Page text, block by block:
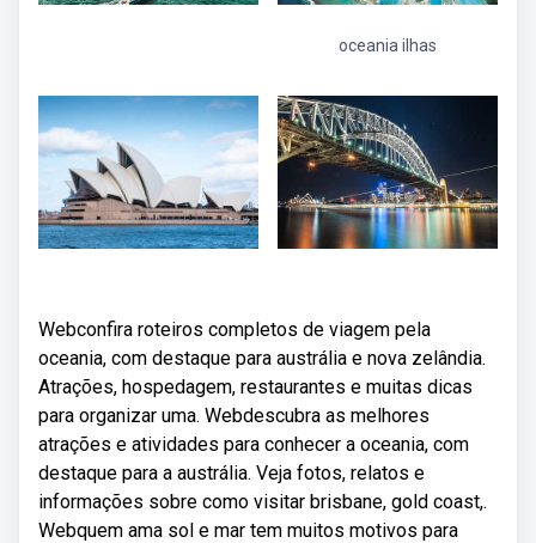
oceania ilhas
Webconfira roteiros completos de viagem pela
oceania, com destaque para austrália e nova zelândia.
Atrações, hospedagem, restaurantes e muitas dicas
para organizar uma. Webdescubra as melhores
atrações e atividades para conhecer a oceania, com
destaque para a austrália. Veja fotos, relatos e
informações sobre como visitar brisbane, gold coast,.
Webquem ama sol e mar tem muitos motivos para